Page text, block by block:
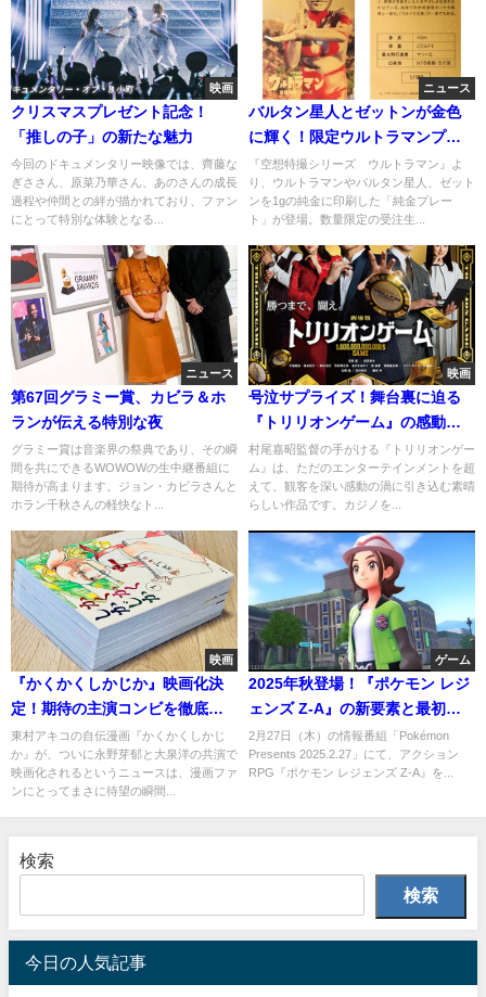
映画
クリスマスプレゼント記念！
「推しの子」の新たな魅力
今回のドキュメンタリー映像では、齊藤な
ぎささん、原菜乃華さん、あのさんの成長
過程や仲間との絆が描かれており、ファン
にとって特別な体験となる...
ニュース
バルタン星人とゼットンが金色
に輝く！限定ウルトラマンプレ
ートの予約受付開始
『空想特撮シリーズ ウルトラマン』よ
り、ウルトラマンやバルタン星人、ゼット
ンを1gの純金に印刷した「純金プレー
ト」が登場。数量限定の受注生...
ニュース
第67回グラミー賞、カビラ＆ホ
ランが伝える特別な夜
グラミー賞は音楽界の祭典であり、その瞬
間を共にできるWOWOWの生中継番組に
期待が高まります。ジョン・カビラさんと
ホラン千秋さんの軽快なト...
映画
号泣サプライズ！舞台裏に迫る
『トリリオンゲーム』の感動ス
トーリー
村尾嘉昭監督の手がける『トリリオンゲー
ム』は、ただのエンターテインメントを超
えて、観客を深い感動の渦に引き込む素晴
らしい作品です。カジノを...
映画
『かくかくしかじか』映画化決
定！期待の主演コンビを徹底分
析
東村アキコの自伝漫画『かくかくしかじ
か』が、ついに永野芽郁と大泉洋の共演で
映画化されるというニュースは、漫画ファ
ンにとってまさに待望の瞬間...
ゲーム
2025年秋登場！『ポケモン レジ
ェンズ Z-A』の新要素と最初の
ポケモンを徹底解説
2月27日（木）の情報番組「Pokémon
Presents 2025.2.27」にて、アクション
RPG『ポケモン レジェンズ Z-A』を...
検索
検索
今日の人気記事